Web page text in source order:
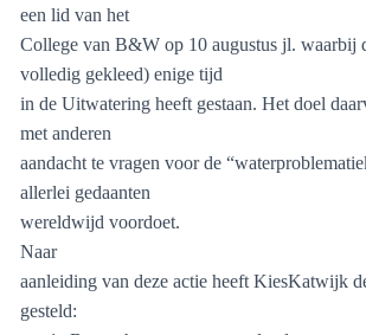
een lid van het
College van B&W op 10 augustus jl. waarbij
volledig gekleed) enige tijd
in de Uitwatering heeft gestaan. Het doel
met anderen
aandacht te vragen voor de
allerlei gedaanten
wereldwijd voordoet.
Naar
aanleiding van deze actie heeft KiesKatwijk
gesteld: